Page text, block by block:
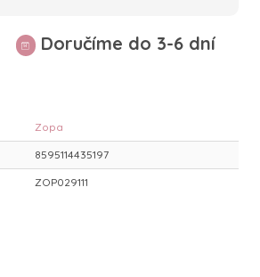
Doručíme do 3-6 dní
Zopa
8595114435197
ZOP029111